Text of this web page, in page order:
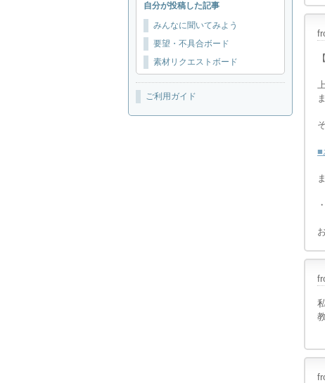
自分が投稿した記事
みんなに聞いてみよう
要望・不具合ボード
素材リクエストボード
ご利用ガイド
■